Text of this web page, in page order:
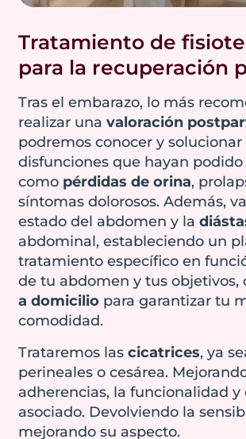
Es esencial
manera
progresiva y
esta musculatura
para prevenir y
solucionar estas
disfunciones
evitando que
empeoren a lo
largo del tiempo.
Reserva una cita
conmigo
del
zona
el
pierde
puede
suelo
Además, es común que
con el roce de la ropa o dolor
relaciones sexuales.
Reserva una cita conmigo
Tratamiento de
para la recuperación
Tras el embarazo, lo más
realizar una valoración
podremos conocer y solucionar
disfunciones que hayan podido
como pérdidas de orina,
síntomas dolorosos. Además,
estado del abdomen y la
abdominal, estableciendo un
tratamiento específico en
de tu abdomen y tus objetivos,
a domiciliopara garantizar tu
comodidad.
Trataremos las cicatrices, ya
perineales o cesárea.
adherencias, la funcionalidad y
asociado. Devolviendo la
mejorando su aspecto.